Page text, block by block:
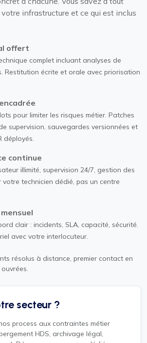
infrastructure et ce qui est inclus
offert
complet incluant analyses de
Restitution écrite et orale avec priorisation
pour limiter les risques métier. Patches
supervision, sauvegardes versionnées et
déployés.
continue
illimité, supervision 24/7, gestion des
votre technicien dédié, pas un centre
clair : incidents, SLA, capacité, sécurité.
avec votre interlocuteur.
résolus à distance, premier contact en
secteur ?
process aux contraintes métier
HDS, archivage légal,